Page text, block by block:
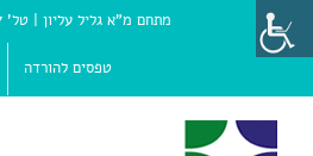
content
מתחם מ"א גליל עליון |טל' 04-6816367
טפסים להורדה